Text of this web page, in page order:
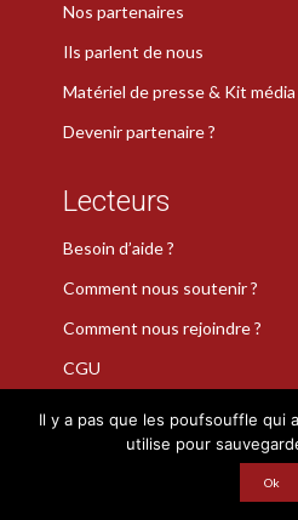
Nos partenaires
Ils parlent de nous
Matériel de presse & Kit média
Devenir partenaire ?
Lecteurs
Besoin d’aide ?
Comment nous soutenir ?
Comment nous rejoindre ?
CGU
La Plume de Poudlard est une
· Tous droits
Il y a pas que les poufsouffle qui
utilise pour
Ok